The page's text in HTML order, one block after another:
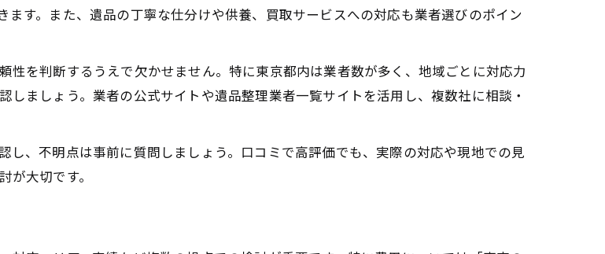
す。また、遺品の丁寧な仕分けや供養、買取サービスへの対応も業者選びのポイン
を判断するうえで欠かせません。特に東京都内は業者数が多く、地域ごとに対応力
ましょう。業者の公式サイトや遺品整理業者一覧サイトを活用し、複数社に相談・
、不明点は事前に質問しましょう。口コミで高評価でも、実際の対応や現地での見
大切です。